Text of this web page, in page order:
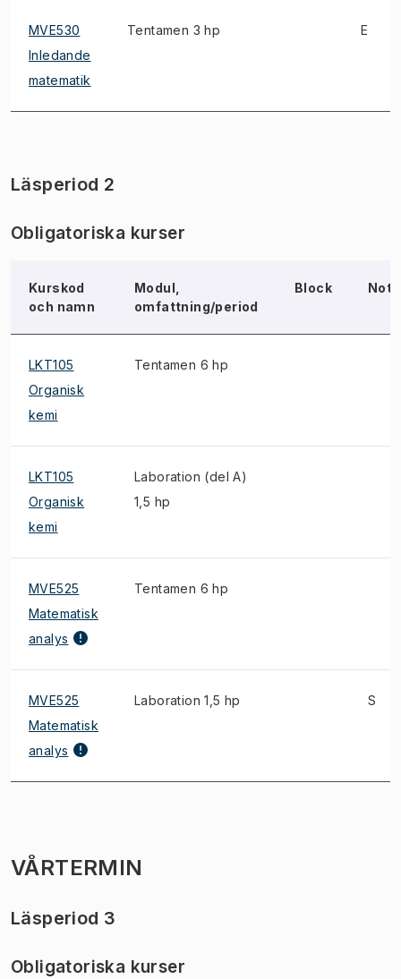
MVE530
Inledande
matematik
Tentamen 3 hp E
Läsperiod 2
Obligatoriska kurser
Kurskod
och namn
Modul,
omfattning/period
Block Not
LKT105
Organisk
kemi
Tentamen 6 hp
LKT105
Organisk
kemi
Laboration (del A)
1,5 hp
MVE525
Matematisk
analys
Tentamen 6 hp
MVE525
Matematisk
analys
Laboration 1,5 hp S
VÅRTERMIN
Läsperiod 3
Obligatoriska kurser